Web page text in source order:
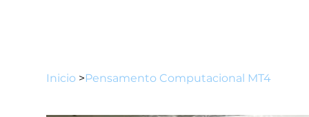
Inicio >Pensamento Computacional MT4